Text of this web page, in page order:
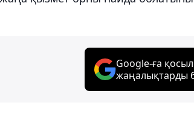
Google-ға
жаңалықтарды